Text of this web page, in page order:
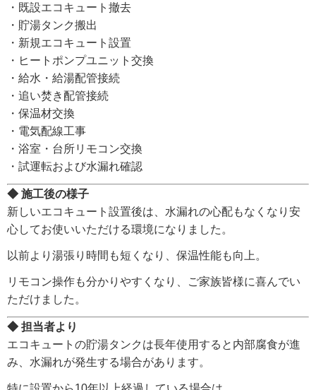
・既設エコキュート撤去
・貯湯タンク搬出
・新規エコキュート設置
・ヒートポンプユニット交換
・給水・給湯配管接続
・追い焚き配管接続
・保温材交換
・電気配線工事
・浴室・台所リモコン交換
・試運転および水漏れ確認
◆ 施工後の様子
新しいエコキュート設置後は、水漏れの心配もなくなり安
心してお使いいただける環境になりました。
以前より湯張り時間も短くなり、保温性能も向上。
リモコン操作も分かりやすくなり、ご家族皆様に喜んでい
ただけました。
◆ 担当者より
エコキュートの貯湯タンクは長年使用すると内部腐食が進
み、水漏れが発生する場合があります。